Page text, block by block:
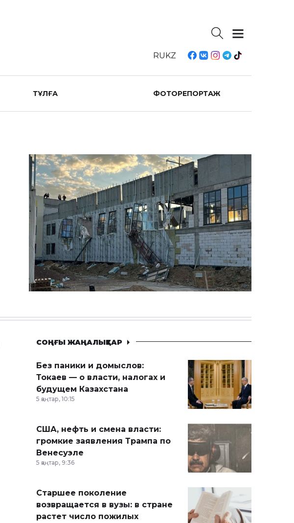
RUKZ
ТҰЛҒА ФОТОРЕПОРТАЖ
СОҢҒЫ ЖАҢАЛЫҚТАР
Без паники и домыслов:
Токаев — о власти, налогах и
будущем Казахстана
5 қаңтар, 10:15
США, нефть и смена власти:
громкие заявления Трампа по
Венесуэле
5 қаңтар, 9:36
Старшее поколение
возвращается в вузы: в стране
растет число пожилых